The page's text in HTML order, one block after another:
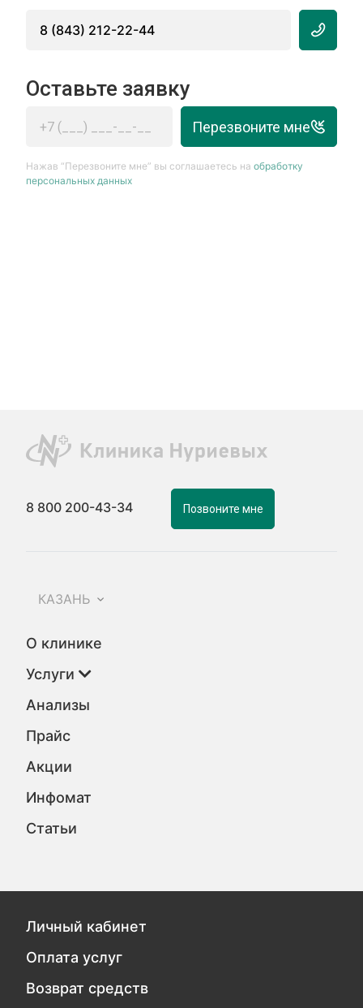
8 (843) 212-22-44
Оставьте заявку
Перезвоните мне
Нажав “Перезвоните мне” вы соглашаетесь наобработку
персональных данных
8 800 200-43-34 Позвоните мне
КАЗАНЬ
О клинике
Услуги
Анализы
Прайс
Акции
Инфомат
Статьи
Личный кабинет
Оплата услуг
Возврат средств